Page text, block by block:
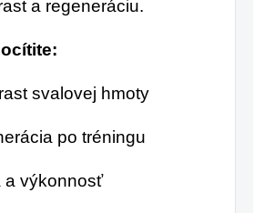
a regeneráciu.
svalovej hmoty
po tréningu
a výkonnosť